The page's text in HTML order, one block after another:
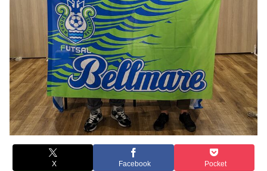
X Facebook Pocket